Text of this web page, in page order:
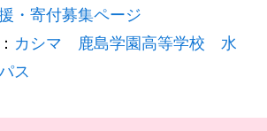
・寄付募集ページ
カシマ 鹿島学園高等学校 水
ス